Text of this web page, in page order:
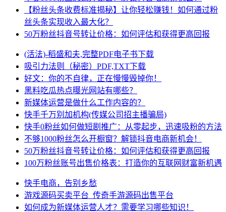
【粉丝头条收费标准揭秘】让你轻松赚钱！如何通过粉
丝头条实现收入最大化？
50万粉丝抖音号转让价格：如何评估和获得更高回报
(活法)-稻盛和夫,完整PDF电子书下载
吸引力法则（秘密）PDF,TXT下载
好文：你的不自律，正在慢慢毁掉你！
黑料吃瓜热点曝光网站有哪些？
新媒体运营是做什么工作内容的？
快手千万别加机构(传媒公司招主播骗局)
快手0粉丝如何做短剧推广：从零起步，迅速吸粉的方法
不够1000粉丝怎么开橱窗？解锁抖音电商新机会！
50万粉丝抖音号转让价格：如何评估和获得更高回报
100万粉丝账号出售价格表：打造你的互联网财富新机遇
快手电商，告别乡愁
游戏源码买卖平台_传奇手游源码出售平台
如何成为新媒体运营人才？需要学习哪些知识！